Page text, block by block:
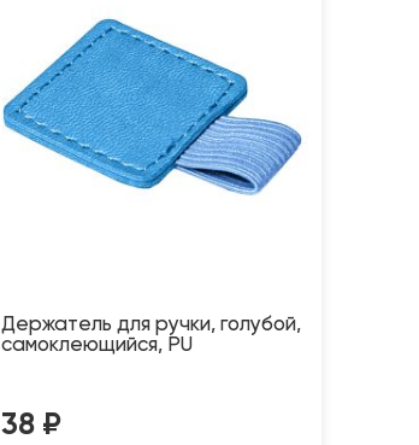
Держатель для ручки, голубой,
самоклеющийся, PU
38 ₽